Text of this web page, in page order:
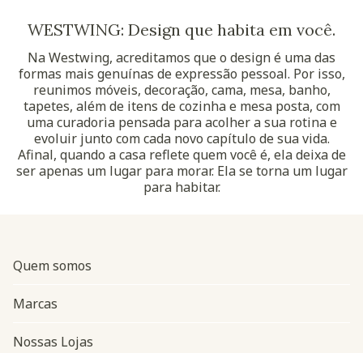
WESTWING: Design que habita em você.
Na Westwing, acreditamos que o design é uma das
formas mais genuínas de expressão pessoal. Por isso,
reunimos móveis, decoração, cama, mesa, banho,
tapetes, além de itens de cozinha e mesa posta, com
uma curadoria pensada para acolher a sua rotina e
evoluir junto com cada novo capítulo de sua vida.
Afinal, quando a casa reflete quem você é, ela deixa de
ser apenas um lugar para morar. Ela se torna um lugar
para habitar.
Quem somos
Marcas
Nossas Lojas